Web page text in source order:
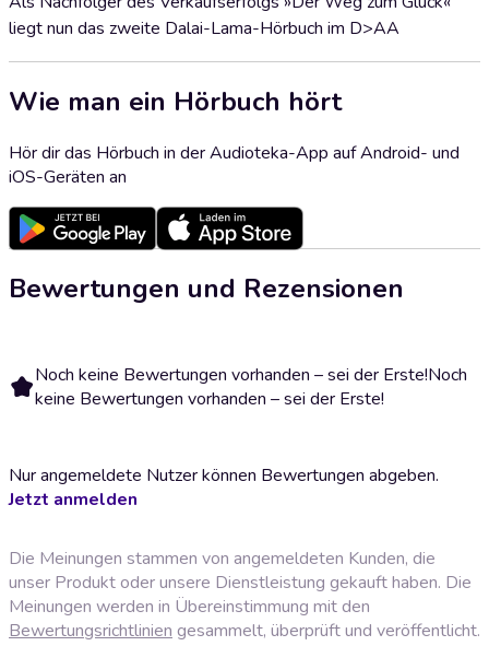
liegt nun das zweite Dalai-Lama-Hörbuch im D>AA
Wie man ein Hörbuch hört
Hör dir das Hörbuch in der Audioteka-App auf Android- und
iOS-Geräten an
Bewertungen und Rezensionen
Noch keine Bewertungen vorhanden – sei der Erste!Noch
keine Bewertungen vorhanden – sei der Erste!
Nur angemeldete Nutzer können Bewertungen abgeben.
Jetzt anmelden
Die Meinungen stammen von angemeldeten Kunden, die
unser Produkt oder unsere Dienstleistung gekauft haben. Die
Meinungen werden in Übereinstimmung mit den
Bewertungsrichtlinien gesammelt, überprüft und veröffentlicht.